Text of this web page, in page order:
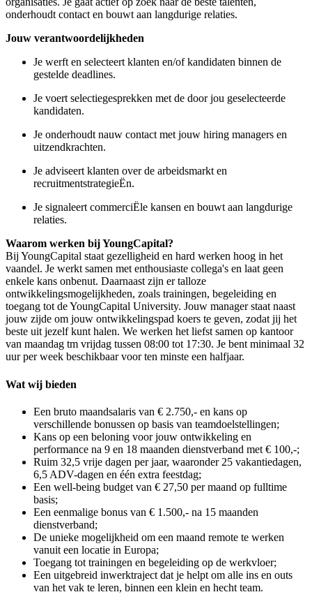
onderhoudt contact en bouwt aan langdurige relaties.
Jouw verantwoordelijkheden
Je werft en selecteert klanten en/of kandidaten binnen de
gestelde deadlines.
Je voert selectiegesprekken met de door jou geselecteerde
kandidaten.
Je onderhoudt nauw contact met jouw hiring managers en
uitzendkrachten.
Je adviseert klanten over de arbeidsmarkt en
recruitmentstrategieËn.
Je signaleert commerciËle kansen en bouwt aan langdurige
relaties.
Waarom werken bij YoungCapital?
Bij YoungCapital staat gezelligheid en hard werken hoog in het
vaandel. Je werkt samen met enthousiaste collega's en laat geen
enkele kans onbenut. Daarnaast zijn er talloze
ontwikkelingsmogelijkheden, zoals trainingen, begeleiding en
toegang tot de YoungCapital University. Jouw manager staat naast
jouw zijde om jouw ontwikkelingspad koers te geven, zodat jij het
beste uit jezelf kunt halen. We werken het liefst samen op kantoor
van maandag tm vrijdag tussen 08:00 tot 17:30. Je bent minimaal 32
uur per week beschikbaar voor ten minste een halfjaar.
Wat wij bieden
Een bruto maandsalaris van € 2.750,- en kans op
verschillende bonussen op basis van teamdoelstellingen;
​Kans op een beloning voor jouw ontwikkeling en
performance na 9 en 18 maanden dienstverband met € 100,-;
Ruim 32,5 vrije dagen per jaar, waaronder 25 vakantiedagen,
6,5 ADV-dagen en één extra feestdag;
Een well-being budget van € 27,50 per maand op fulltime
basis;
Een eenmalige bonus van € 1.500,- na 15 maanden
dienstverband;
De unieke mogelijkheid om een maand remote te werken
vanuit een locatie in Europa;
Toegang tot trainingen en begeleiding op de werkvloer;
Een uitgebreid inwerktraject dat je helpt om alle ins en outs
van het vak te leren, binnen een klein en hecht team.